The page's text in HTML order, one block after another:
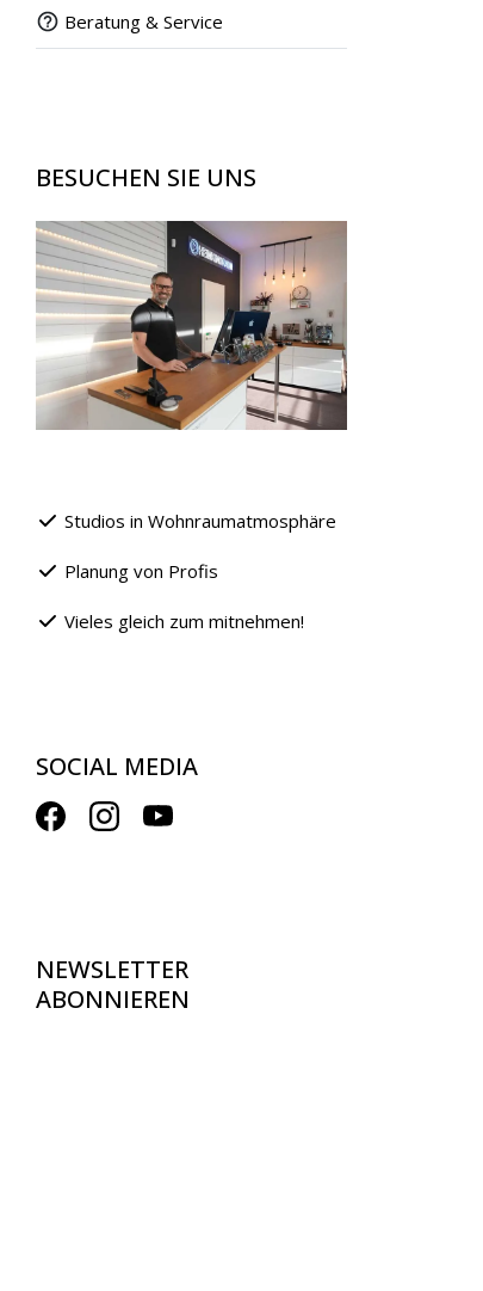
Beratung & Service
BESUCHEN SIE UNS
Studios in Wohnraumatmosphäre
Planung von Profis
Vieles gleich zum mitnehmen!
SOCIAL MEDIA
NEWSLETTER
ABONNIEREN